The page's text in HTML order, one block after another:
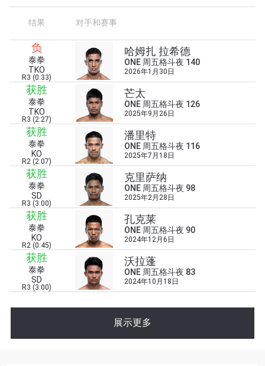
结果 对手和赛事
负
泰拳
TKO
R3 (0:33)
哈姆扎 拉希德
ONE 周五格斗夜 140
2026年1月30日
获胜
泰拳
TKO
R3 (2:27)
芒太
ONE 周五格斗夜 126
2025年9月26日
获胜
泰拳
KO
R2 (2:07)
潘里特
ONE 周五格斗夜 116
2025年7月18日
获胜
泰拳
SD
R3 (3:00)
克里萨纳
ONE 周五格斗夜 98
2025年2月28日
获胜
泰拳
KO
R2 (0:45)
孔克莱
ONE 周五格斗夜 90
2024年12月6日
获胜
泰拳
SD
R3 (3:00)
沃拉蓬
ONE 周五格斗夜 83
2024年10月18日
展示更多
查看集锦
浏览了解更多
在任何地域观看ONE冠军赛，现在注册获得权限了
解最新资讯、解锁特别福利以及优先机遇获得直播
场次的最佳座位！
邮箱
名字
订阅